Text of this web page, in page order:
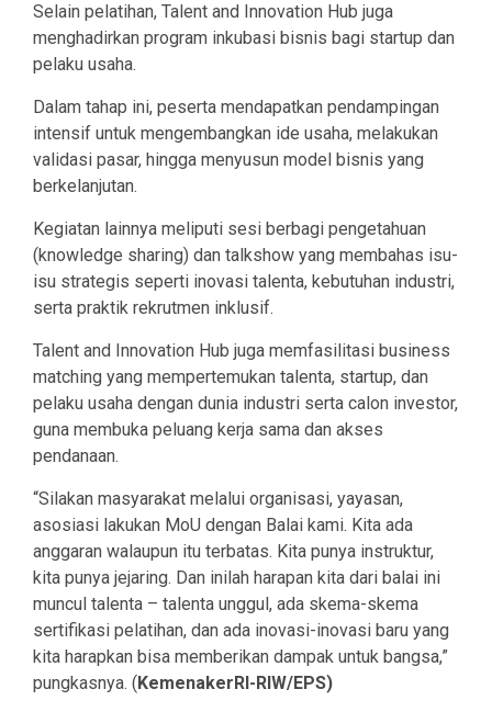
Selain pelatihan, Talent and Innovation Hub juga
menghadirkan program inkubasi bisnis bagi startup dan
pelaku usaha.
Dalam tahap ini, peserta mendapatkan pendampingan
intensif untuk mengembangkan ide usaha, melakukan
validasi pasar, hingga menyusun model bisnis yang
berkelanjutan.
Kegiatan lainnya meliputi sesi berbagi pengetahuan
(knowledge sharing) dan talkshow yang membahas isu-
isu strategis seperti inovasi talenta, kebutuhan industri,
serta praktik rekrutmen inklusif.
Talent and Innovation Hub juga memfasilitasi business
matching yang mempertemukan talenta, startup, dan
pelaku usaha dengan dunia industri serta calon investor,
guna membuka peluang kerja sama dan akses
pendanaan.
“Silakan masyarakat melalui organisasi, yayasan,
asosiasi lakukan MoU dengan Balai kami. Kita ada
anggaran walaupun itu terbatas. Kita punya instruktur,
kita punya jejaring. Dan inilah harapan kita dari balai ini
muncul talenta – talenta unggul, ada skema-skema
sertifikasi pelatihan, dan ada inovasi-inovasi baru yang
kita harapkan bisa memberikan dampak untuk bangsa,”
pungkasnya. ( KemenakerRI-RIW/EPS)